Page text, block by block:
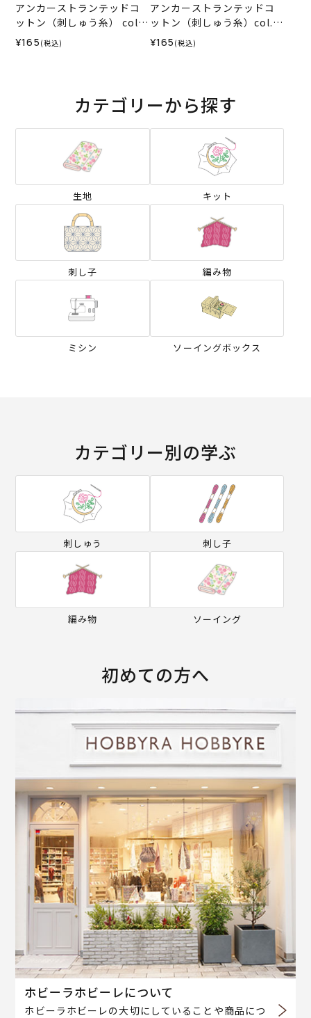
アンカーストランテッドコ
ットン（刺しゅう糸） col.9
70
¥165 (税込)
アンカーストランテッドコ
ットン（刺しゅう糸）col.0
278
¥165 (税込)
カテゴリーから探す
生地 キット
刺し子 編み物
ミシン ソーイングボックス
カテゴリー別の学ぶ
刺しゅう 刺し子
編み物 ソーイング
初めての方へ
ホビーラホビーレについて
ホビーラホビーレの大切にしていることや商品につ